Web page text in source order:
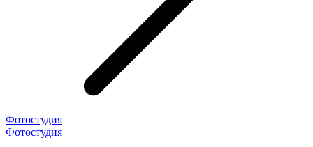
Фотостудия
Фотостудия